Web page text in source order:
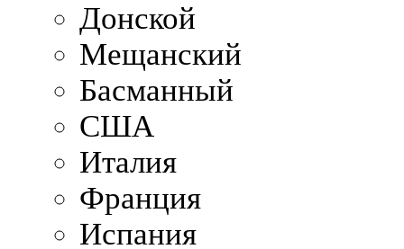
Донской
Мещанский
Басманный
США
Италия
Франция
Испания